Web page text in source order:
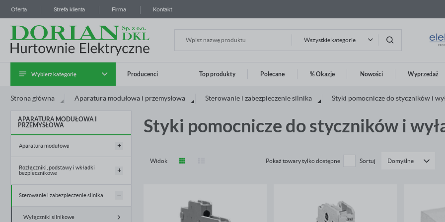
Oferta Strefa klienta Firma Kontakt
Wszystkie kategorie
Zaloguj się
OTRZYMASZ LICZNE
Wybierz kategorię
Kategoria Instalatora
Kable i przewody
Systemy prowadzenia kabli
Aparatura modułowa i przemysłowa
Producenci Top produkty Polecane % Okazje Nowości Wyprzedaż
Strona główna Aparatura modułowa i przemysłowa Sterowanie i zabezpieczenie silnika Styki pomocnicze do styczników i
APARATURA MODUŁOWA I
PRZEMYSŁOWA
Aparatura modułowa
Wyłączniki nadprądowe
członem nadprądowym
Rozłączniki, podstawy i wkładki
bezpiecznikowe
Rozłączniki bezpiecznikowe D0
Rozłączniki bezpiecznikowe do wkładek
Sterowanie i zabezpieczenie silnika
Wyłączniki silnikowe
Styki pomocnicze do styczników i
Widok Pokaż towary tylko dostępne Sortuj Domyślne